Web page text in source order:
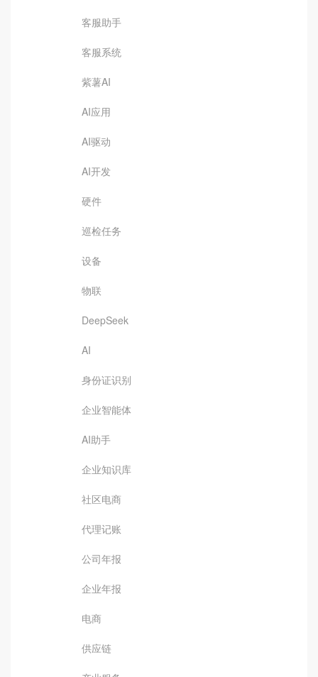
客服助手
客服系统
紫薯AI
AI应用
AI驱动
AI开发
硬件
巡检任务
设备
物联
DeepSeek
AI
身份证识别
企业智能体
AI助手
企业知识库
社区电商
代理记账
公司年报
企业年报
电商
供应链